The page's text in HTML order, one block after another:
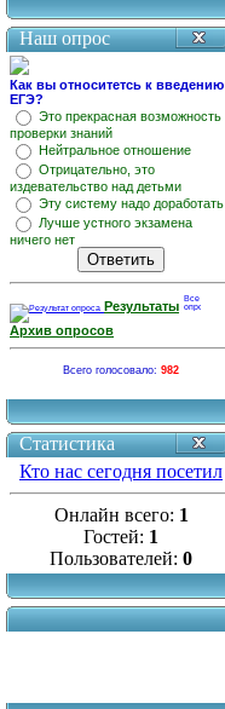
Наш опрос
Как вы относитетсь к введению
ЕГЭ?
Это прекрасная возможность
проверки знаний
Нейтральное отношение
Отрицательно, это
издевательство над детьми
Эту систему надо доработать
Лучше устного экзамена
ничего нет
Результаты
Архив опросов
Всего голосовало: 982
Статистика
Кто нас сегодня посетил
Онлайн всего: 1
Гостей: 1
Пользователей: 0